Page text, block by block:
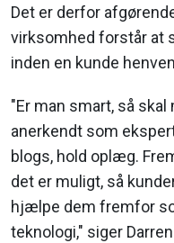
Det er derfor
virksomhed forstår at
inden en kunde
"Er man smart, så
anerkendt som
blogs, hold oplæg.
det er muligt, så
hjælpe dem fremfor
teknologi," siger